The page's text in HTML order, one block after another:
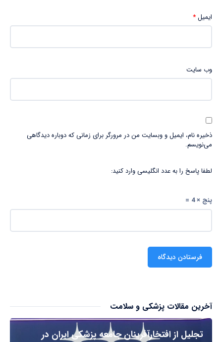
ایمیل*
وب‌ سایت
ذخیره نام، ایمیل و وبسایت من در مرورگر برای زمانی که دوباره دیدگاهی
می‌نویسم.
لطفا پاسخ را به عدد انگلیسی وارد کنید:
پنج × 4 =
آخرین مقالات پزشکی و سلامت
تجلیل از افتخارآفرینان جامعه پزشکی ایران در